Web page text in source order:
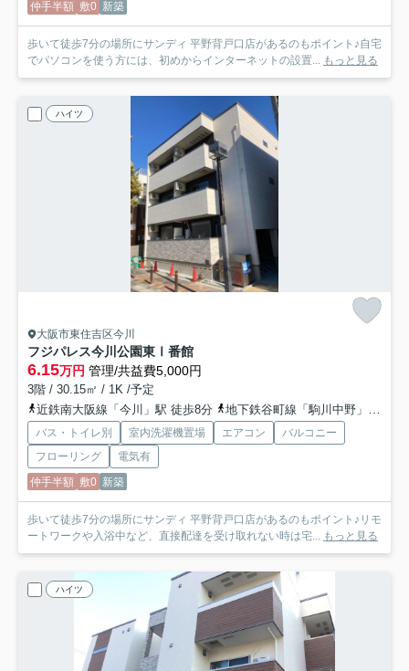
仲手半額 敷0 新築
歩いて徒歩7分の場所にサンディ 平野背戸口店があるのもポイント♪自宅
でパソコンを使う方には、初めからインターネットの設置... もっと見る
ハイツ
大阪市東住吉区今川
フジパレス今川公園東Ⅰ番館
6.15万円 管理/共益費5,000円
3階 / 30.15㎡ / 1K /予定
近鉄南大阪線「今川」駅 徒歩8分
地下鉄谷町線「駒川中野」駅 徒歩10分
バス・トイレ別 室内洗濯機置場 エアコン
バルコニー
フローリング
電気有
仲手半額 敷0 新築
歩いて徒歩7分の場所にサンディ 平野背戸口店があるのもポイント♪リモ
ートワークや入浴中など、直接配達を受け取れない時は宅... もっと見る
ハイツ